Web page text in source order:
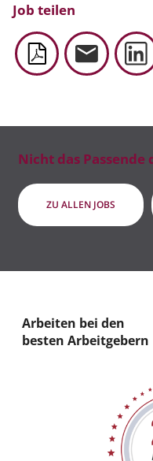
Job teilen
Nicht das Passende
ZU ALLEN JOBS
Arbeiten bei den
besten Arbeitgebern